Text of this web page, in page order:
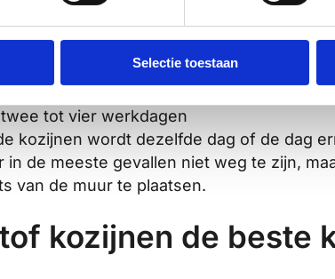
Selectie toestaan
langs voor exacte maatvoering
tot vier werkdagen
kozijnen wordt dezelfde dag of de dag
de meeste gevallen niet weg te zijn,
van de muur te plaatsen.
kozijnen de beste